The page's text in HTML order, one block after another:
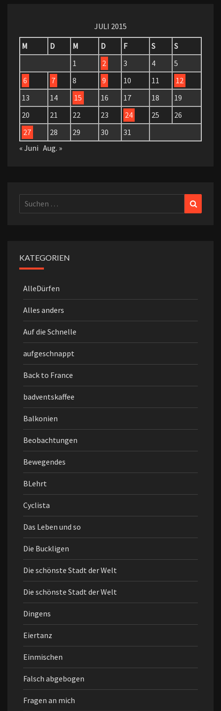
JULI 2015
M
D M D F S
S
1
2 3 4
5
6
7 8 9 10 11
12
13
14 15 16 17 18
19
20
21 22 23 24 25
26
27
28 29 30
31
« Juni Aug. »
Suchen
nach:
KATEGORIEN
AlleDürfen
Alles anders
Auf die Schnelle
aufgeschnappt
Back to France
badventskaffee
Balkonien
Beobachtungen
Bewegendes
BLehrt
Cyclista
Das Leben und so
Die Buckligen
Die schönste Stadt der Welt
Die schönste Stadt der Welt
Dingens
Eiertanz
Einmischen
Falsch abgebogen
Fragen an mich